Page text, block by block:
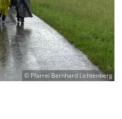
© Pfarrei Bernhard Lichtenberg